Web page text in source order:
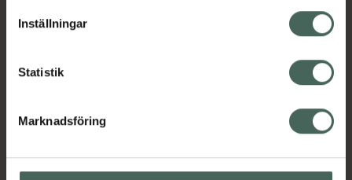
lagligheten av behandling som skett innan återkallelsen.
Inställningar
Statistik
Marknadsföring
Kronans Apotek finns här för dig. Du hittar oss från Skåne i
syd till Lappland i norr, och online i mobilen och på
hjälpa just dig att må lite bättre. Välkommen att prata
Kundservice